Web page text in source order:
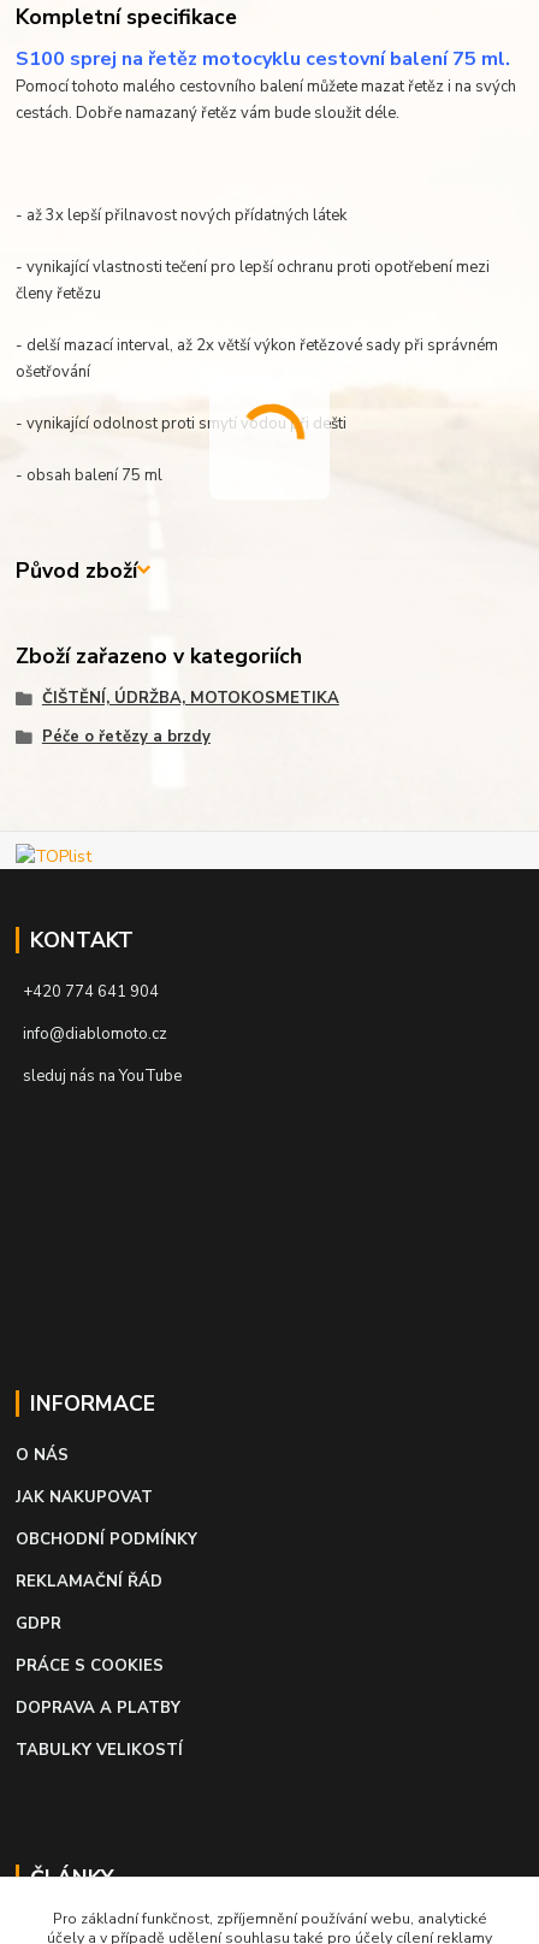
Kompletní specifikace
S100 sprej na řetěz motocyklu cestovní balení 75 ml.
Pomocí tohoto malého cestovního balení můžete mazat řetěz i na svých
cestách. Dobře namazaný řetěz vám bude sloužit déle.
- až 3x lepší přilnavost nových přídatných látek
- vynikající vlastnosti tečení pro lepší ochranu proti opotřebení mezi
členy řetězu
- delší mazací interval, až 2x větší výkon řetězové sady při správném
ošetřování
- vynikající odolnost proti smytí vodou při dešti
- obsah balení 75 ml
Původ zboží
Zboží zařazeno v kategoriích
ČIŠTĚNÍ, ÚDRŽBA, MOTOKOSMETIKA
Péče o řetězy a brzdy
KONTAKT
+420 774 641 904
info@diablomoto.cz
sleduj nás na YouTube
INFORMACE
O NÁS
JAK NAKUPOVAT
OBCHODNÍ PODMÍNKY
REKLAMAČNÍ ŘÁD
GDPR
PRÁCE S COOKIES
DOPRAVA A PLATBY
TABULKY VELIKOSTÍ
ČLÁNKY
Profi lepidlo na boty a kůži
Pro základní funkčnost, zpříjemnění používání webu, analytické
účely a v případě udělení souhlasu také pro účely cílení reklamy